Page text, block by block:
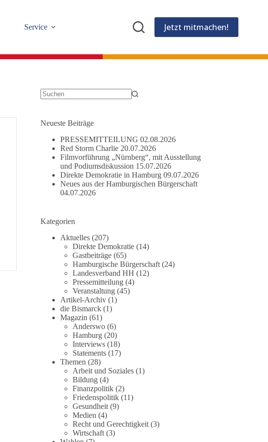
Service Jetzt mitmachen!
Neueste Beiträge
PRESSEMITTEILUNG 02.08.2026
Red Storm Charlie 20.07.2026
Filmvorführung „Nürnberg“, mit Ausstellung
und Podiumsdiskussion 15.07.2026
Direkte Demokratie in Hamburg 09.07.2026
Neues aus der Hamburgischen Bürgerschaft
04.07.2026
Kategorien
Aktuelles (207)
Direkte Demokratie (14)
Gastbeiträge (65)
Hamburgische Bürgerschaft (24)
Landesverband HH (12)
Pressemitteilung (4)
Veranstaltung (45)
Artikel-Archiv (1)
die Bismarck (1)
Magazin (61)
Anderswo (6)
Hamburg (20)
Interviews (18)
Statements (17)
Themen (28)
Arbeit und Soziales (1)
Bildung (4)
Finanzpolitik (2)
Friedenspolitik (11)
Gesundheit (9)
Medien (4)
Recht und Gerechtigkeit (3)
Wirtschaft (3)